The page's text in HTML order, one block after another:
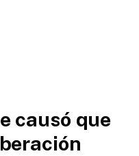
causó que